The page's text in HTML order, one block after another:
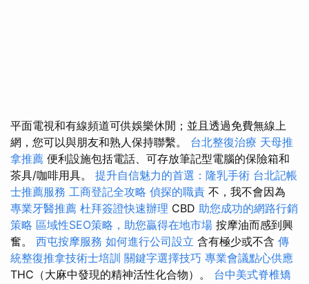
平面電視和有線頻道可供娛樂休閒；並且透過免費無線上
網，您可以與朋友和熟人保持聯繫。 台北整復治療 天母推
拿推薦 便利設施包括電話、可存放筆記型電腦的保險箱和
茶具/咖啡用具。 提升自信魅力的首選：隆乳手術 台北記帳
士推薦服務 工商登記全攻略 偵探的職責 不，我不會因為
專業牙醫推薦 杜拜簽證快速辦理 CBD 助您成功的網路行銷
策略 區域性SEO策略，助您贏得在地市場 按摩油而感到興
奮。 西屯按摩服務 如何進行公司設立 含有極少或不含 傳
統整復推拿技術士培訓 關鍵字選擇技巧 專業會議點心供應
THC（大麻中發現的精神活性化合物）。 台中美式脊椎矯